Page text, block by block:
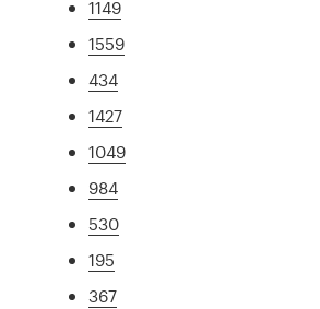
1149
1559
434
1427
1049
984
530
195
367